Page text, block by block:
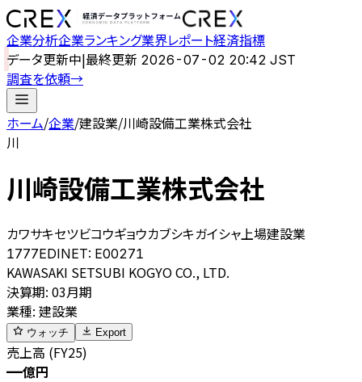
企業分析企業ランキング業界レポート経済指標
データ更新中|最終更新 2026-07-02 20:42 JST
調査を依頼→
ホーム/企業/建設業/川崎設備工業株式会社
川
川崎設備工業株式会社
カワサキセツビコウギョウカブシキガイシャ 上場建設業
1777EDINET: E00271
KAWASAKI SETSUBI KOGYO CO., LTD.
決算期: 03月期
業種: 建設業
ウォッチ Export
売上高 (FY25)
—億円